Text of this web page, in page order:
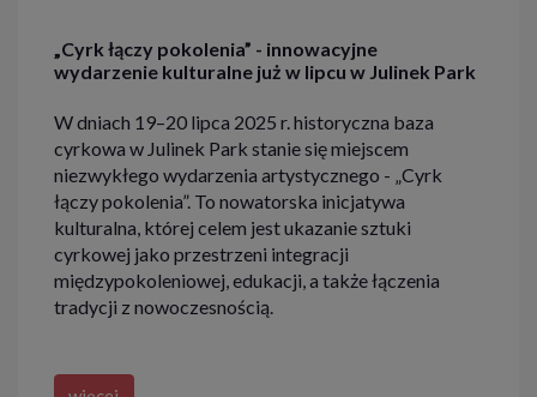
„Cyrk łączy pokolenia” - innowacyjne
wydarzenie kulturalne już w lipcu w Julinek Park
W dniach 19–20 lipca 2025 r. historyczna baza
cyrkowa w Julinek Park stanie się miejscem
niezwykłego wydarzenia artystycznego - „Cyrk
łączy pokolenia”. To nowatorska inicjatywa
kulturalna, której celem jest ukazanie sztuki
cyrkowej jako przestrzeni integracji
międzypokoleniowej, edukacji, a także łączenia
tradycji z nowoczesnością.